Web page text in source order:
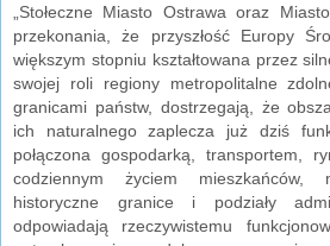
„Stołeczne Miasto Ostrawa oraz
przekonania, że przyszłość Europy
większym stopniu kształtowana przez
swojej roli regiony metropolitalne
granicami państw, dostrzegają, że
ich naturalnego zaplecza już dziś
połączona gospodarką, transportem,
codziennym życiem mieszkańców,
historyczne granice i podziały
odpowiadają rzeczywistemu